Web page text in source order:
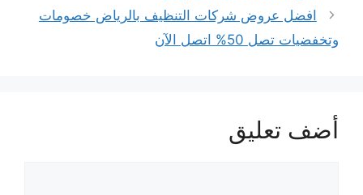
افضل عروض شركات التنظيف بالرياض خصومات
وتخفضيات تصل 50% اتصل الآن
أضف تعليق